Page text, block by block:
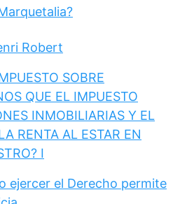
Robert
SOBRE
QUE EL IMPUESTO
INMOBILIARIAS Y EL
RENTA AL ESTAR EN
I
ejercer el Derecho permite